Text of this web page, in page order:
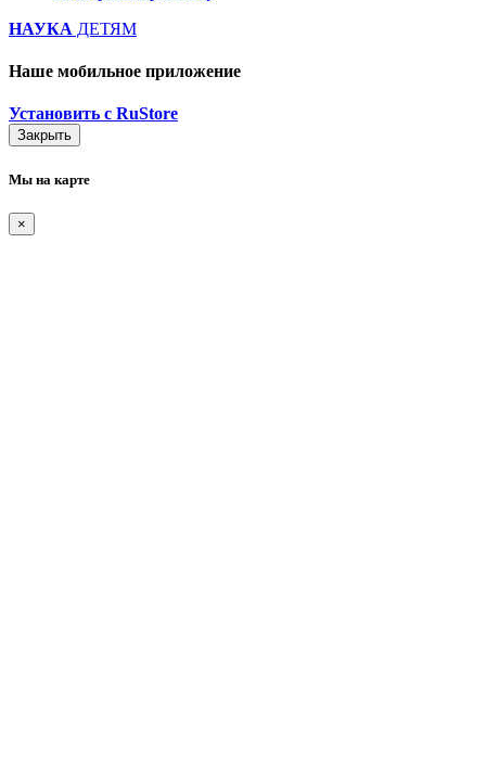
НАУКА ДЕТЯМ
Наше мобильное приложение
Установить с RuStore
Закрыть
Мы на карте
×